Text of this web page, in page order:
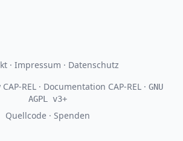
· Impressum · Datenschutz
CAP-REL· Documentation CAP-REL · GNU
AGPL v3+
Quellcode · Spenden